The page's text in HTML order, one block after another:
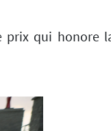
prix qui honore